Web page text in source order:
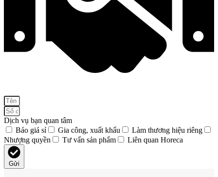
Dịch vụ bạn quan tâm
Báo giá sỉ
Gia công, xuất khẩu
Làm thương hiệu riêng
Nhượng quyền
Tư vấn sản phẩm Liên quan Horeca
Gửi